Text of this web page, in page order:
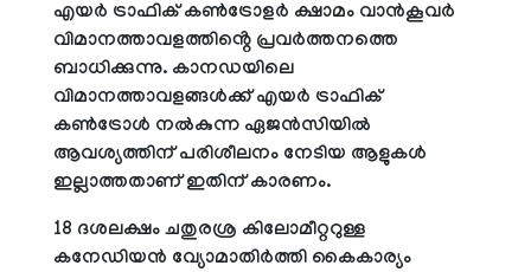
എയർ ട്രാഫിക് കൺട്രോളർ ക്ഷാമം വാൻകൂവർ
വിമാനത്താവളത്തിൻ്റെ പ്രവർത്തനത്തെ
ബാധിക്കുന്നു. കാനഡയിലെ
വിമാനത്താവളങ്ങൾക്ക് എയർ ട്രാഫിക്
കൺട്രോൾ നൽകുന്ന ഏജൻസിയിൽ
ആവശ്യത്തിന് പരിശീലനം നേടിയ ആളുകൾ
ഇല്ലാത്തതാണ് ഇതിന് കാരണം.
18 ദശലക്ഷം ചതുരശ്ര കിലോമീറ്ററുള്ള
കനേഡിയൻ വ്യോമാതിർത്തി കൈകാര്യം